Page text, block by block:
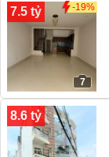
7.5 tỷ -19%
7
8.6 tỷ